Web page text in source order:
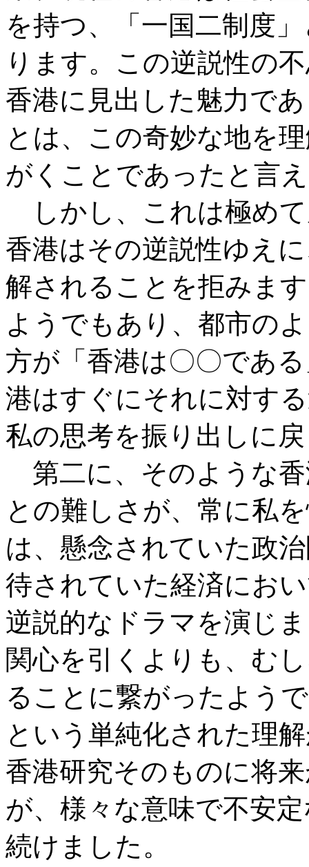
を持つ、「一国二制度
ります。この逆説性の
香港に見出した魅力で
とは、この奇妙な地を
がくことであったと言
しかし、これは極め
香港はその逆説性ゆえ
解されることを拒みま
ようでもあり、都市の
方が「香港は〇〇であ
港はすぐにそれに対す
私の思考を振り出しに
第二に、そのような
との難しさが、常に私
は、懸念されていた政
待されていた経済にお
逆説的なドラマを演じ
関心を引くよりも、む
ることに繋がったよう
という単純化された理
香港研究そのものに将
が、様々な意味で不安
続けました。